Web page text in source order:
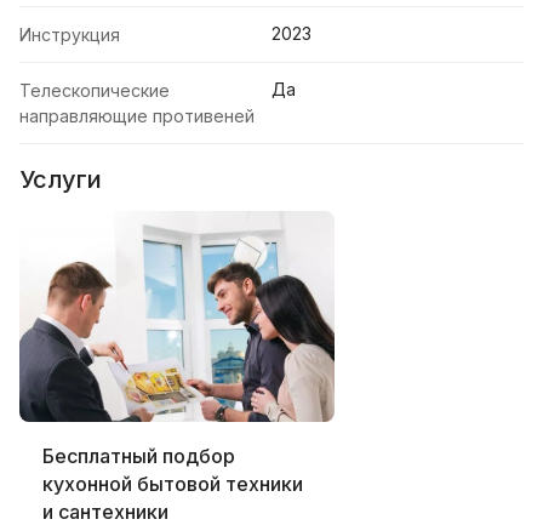
Инструкция 2023
Телескопические
направляющие противеней
Да
Услуги
Бесплатный подбор
кухонной бытовой техники
и сантехники